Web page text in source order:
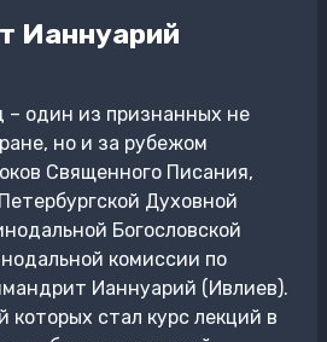
Ианнуарий
– один из признанных не
но и за рубежом
Священного Писания,
Духовной
Богословской
комиссии по
Ианнуарий (Ивлиев).
которых стал курс лекций в